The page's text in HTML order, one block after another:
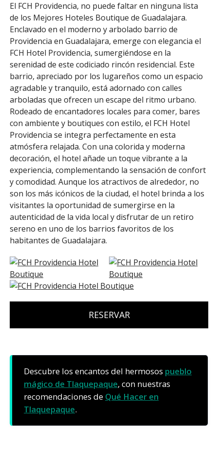
El FCH Providencia, no puede faltar en ninguna lista
de los Mejores Hoteles Boutique de Guadalajara.
Enclavado en el moderno y arbolado barrio de
Providencia en Guadalajara, emerge con elegancia el
FCH Hotel Providencia, sumergiéndose en la
serenidad de este codiciado rincón residencial. Este
barrio, apreciado por los lugareños como un espacio
agradable y tranquilo, está adornado con calles
arboladas que ofrecen un escape del ritmo urbano.
Rodeado de encantadores locales para comer, bares
con ambiente y boutiques con estilo, el FCH Hotel
Providencia se integra perfectamente en esta
atmósfera relajada. Con una colorida y moderna
decoración, el hotel añade un toque vibrante a la
experiencia, complementando la sensación de confort
y comodidad. Aunque los atractivos de alrededor, no
son los más icónicos de la ciudad, el hotel brinda a los
visitantes la oportunidad de sumergirse en la
autenticidad de la vida local y disfrutar de un retiro
sereno en uno de los barrios favoritos de los
habitantes de Guadalajara.
RESERVAR
Descubre los encantos del hermosos pueblo
mágico de Tlaquepaque, con nuestras
recomendaciones de Qué Hacer en
Tlaquepaque.